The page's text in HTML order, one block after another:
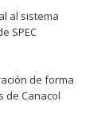
al sistema
SPEC
de forma
de Canacol